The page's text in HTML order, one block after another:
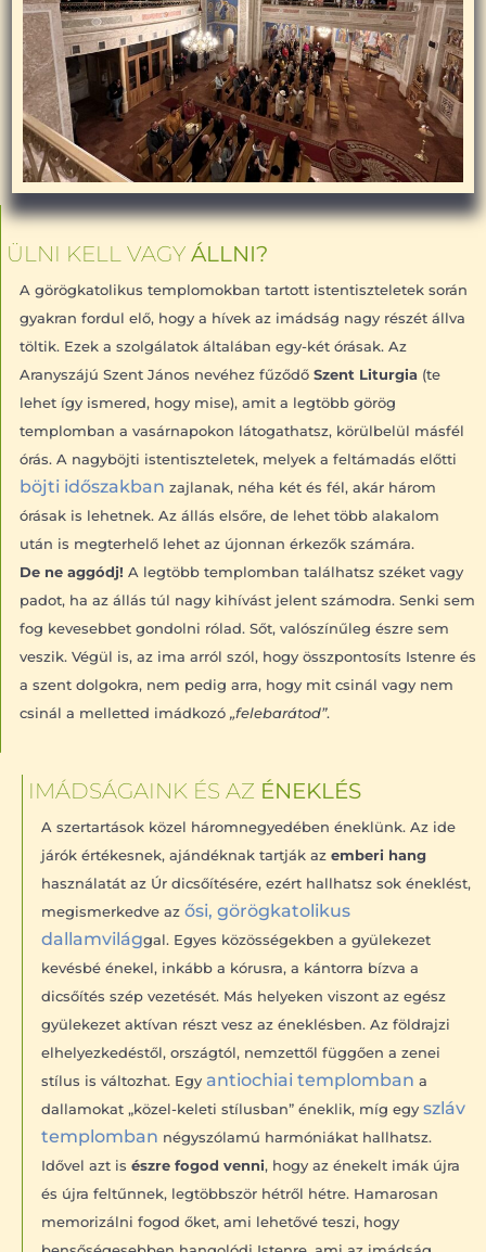
ÜLNI KELL VAGY ÁLLNI?
A görögkatolikus templomokban tartott istentiszteletek során
gyakran fordul elő, hogy a hívek az imádság nagy részét állva
töltik. Ezek a szolgálatok általában egy-két órásak. Az
Aranyszájú Szent János nevéhez fűződő Szent Liturgia (te
lehet így ismered, hogy mise), amit a legtöbb görög
templomban a vasárnapokon látogathatsz, körülbelül másfél
órás. A nagyböjti istentiszteletek, melyek a feltámadás előtti
böjti időszakban zajlanak, néha két és fél, akár három
órásak is lehetnek. Az állás elsőre, de lehet több alakalom
után is megterhelő lehet az újonnan érkezők számára.
De ne aggódj! A legtöbb templomban találhatsz széket vagy
padot, ha az állás túl nagy kihívást jelent számodra. Senki sem
fog kevesebbet gondolni rólad. Sőt, valószínűleg észre sem
veszik. Végül is, az ima arról szól, hogy összpontosíts Istenre és
a szent dolgokra, nem pedig arra, hogy mit csinál vagy nem
csinál a melletted imádkozó „felebarátod”.
IMÁDSÁGAINK ÉS AZ ÉNEKLÉS
A szertartások közel háromnegyedében éneklünk. Az ide
járók értékesnek, ajándéknak tartják az emberi hang
használatát az Úr dicsőítésére, ezért hallhatsz sok éneklést,
megismerkedve az ősi, görögkatolikus
dallamvilággal. Egyes közösségekben a gyülekezet
kevésbé énekel, inkább a kórusra, a kántorra bízva a
dicsőítés szép vezetését. Más helyeken viszont az egész
gyülekezet aktívan részt vesz az éneklésben. Az földrajzi
elhelyezkedéstől, országtól, nemzettől függően a zenei
stílus is változhat. Egy antiochiai templomban a
dallamokat „közel-keleti stílusban” éneklik, míg egy szláv
templomban négyszólamú harmóniákat hallhatsz.
Idővel azt is észre fogod venni, hogy az énekelt imák újra
és újra feltűnnek, legtöbbször hétről hétre. Hamarosan
memorizálni fogod őket, ami lehetővé teszi, hogy